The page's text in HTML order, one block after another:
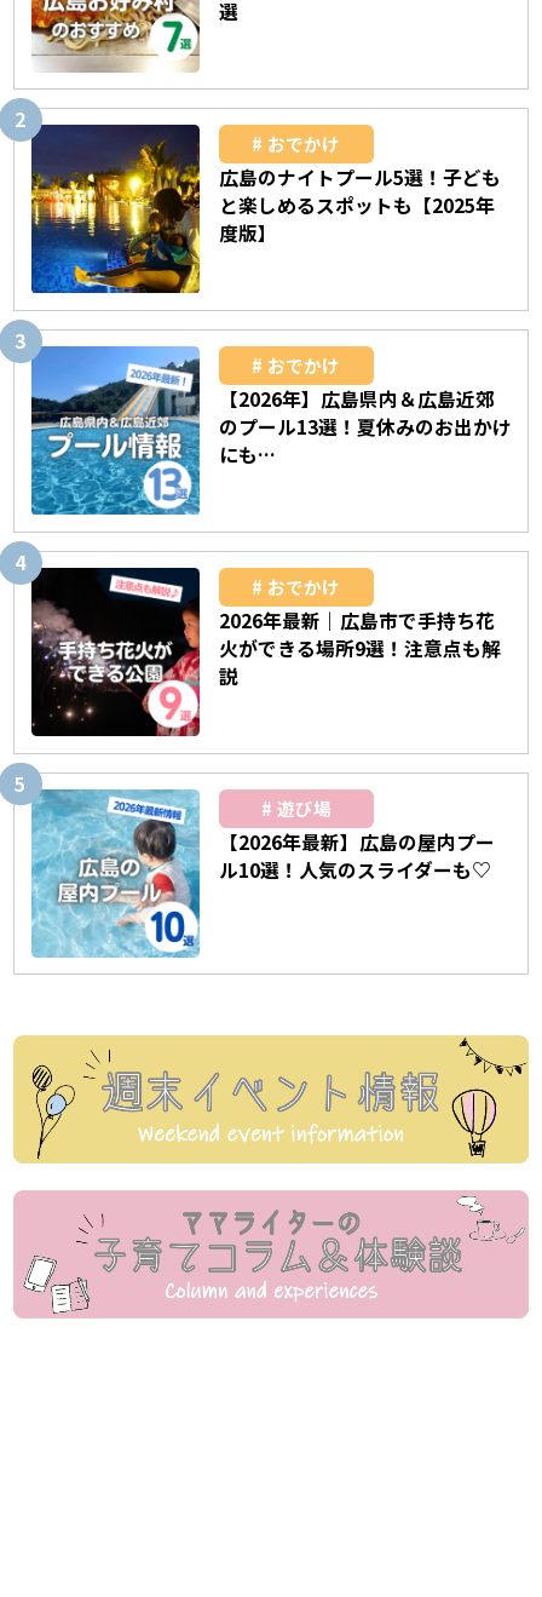
選
おでかけ
広島のナイトプール5選！子ども
と楽しめるスポットも【2025年
度版】
おでかけ
【2026年】広島県内＆広島近郊
のプール13選！夏休みのお出かけ
にも…
おでかけ
2026年最新｜広島市で手持ち花
火ができる場所9選！注意点も解
説
遊び場
【2026年最新】広島の屋内プー
ル10選！人気のスライダーも♡